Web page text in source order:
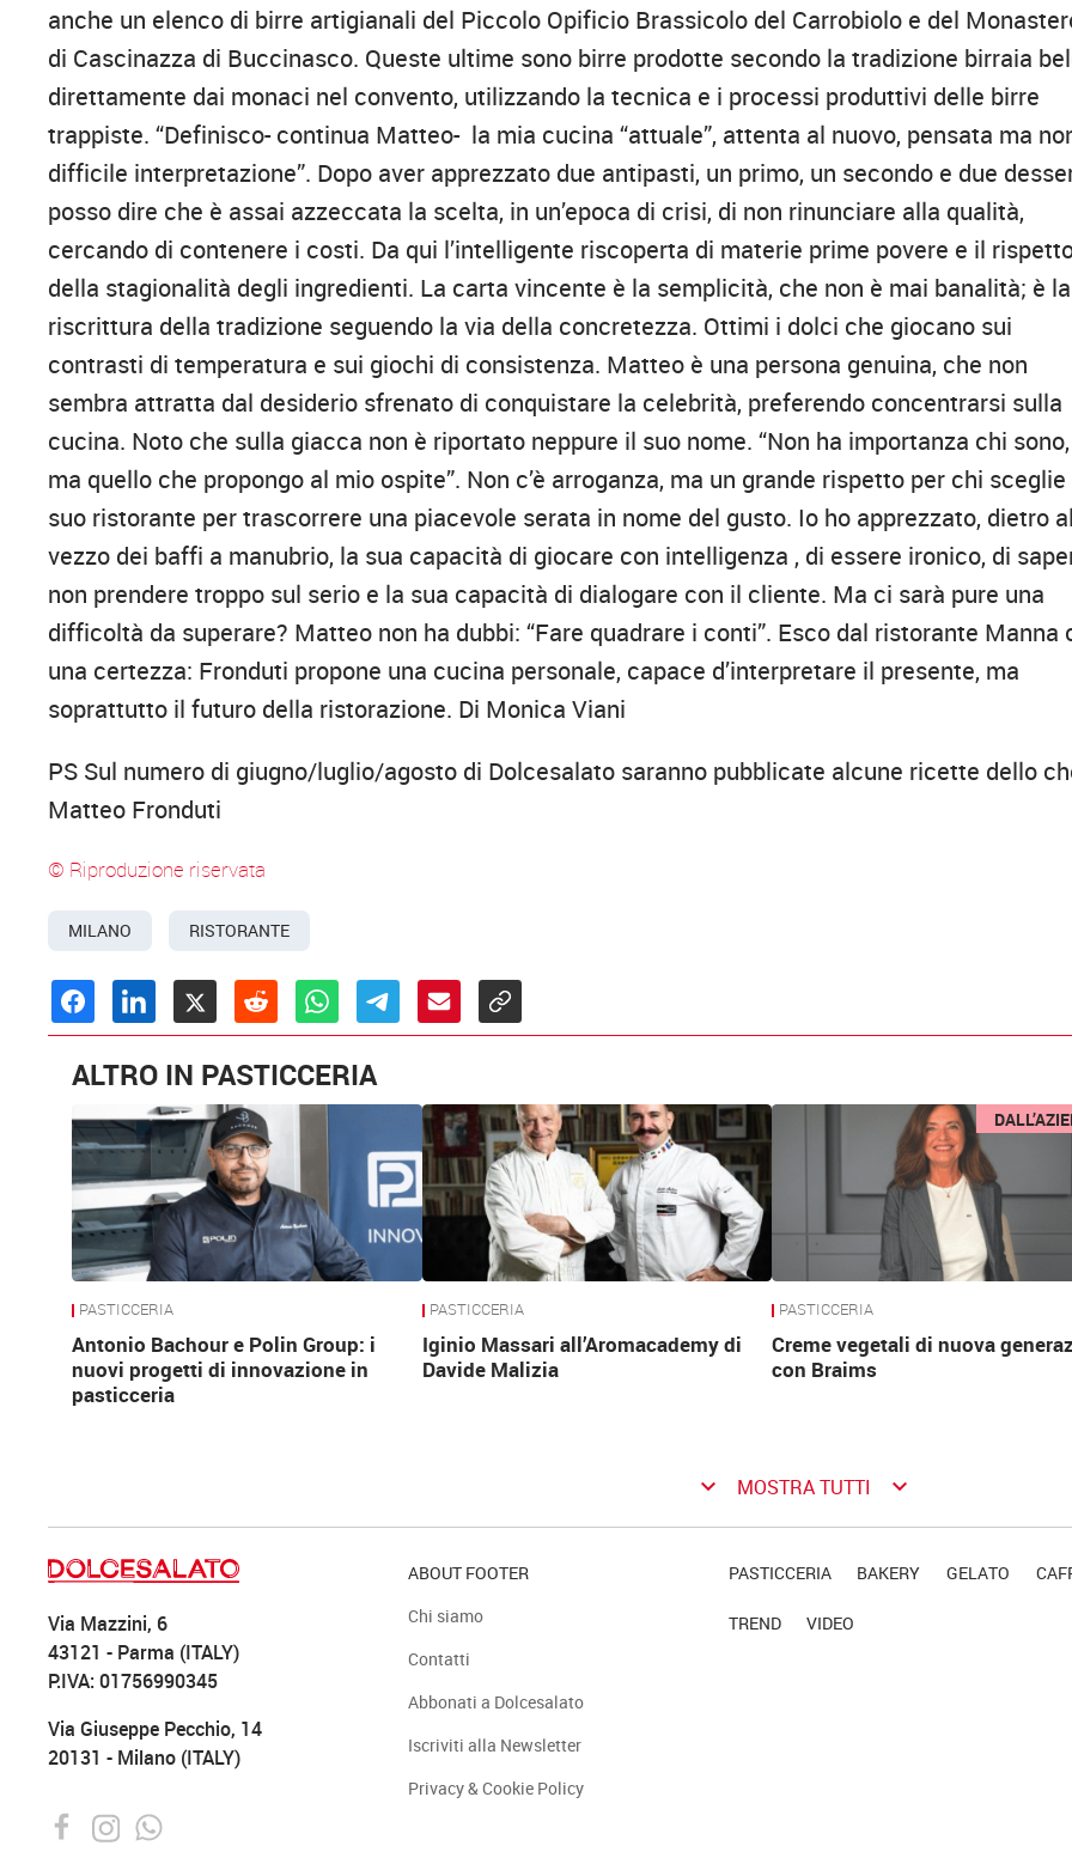
anche un elenco di birre artigianali del Piccolo Opificio Brassicolo del Carrobiolo e del
di Cascinazza di Buccinasco. Queste ultime sono birre prodotte secondo la tradizione birraia
direttamente dai monaci nel convento, utilizzando la tecnica e i processi produttivi delle birre
trappiste. “Definisco- continua Matteo- la mia cucina “attuale”, attenta al nuovo, pensata ma
difficile interpretazione”. Dopo aver apprezzato due antipasti, un primo, un secondo e due
posso dire che è assai azzeccata la scelta, in un’epoca di crisi, di non rinunciare alla qualità,
cercando di contenere i costi. Da qui l’intelligente riscoperta di materie prime povere e il
della stagionalità degli ingredienti. La carta vincente è la semplicità, che non è mai banalità; è la
riscrittura della tradizione seguendo la via della concretezza. Ottimi i dolci che giocano sui
contrasti di temperatura e sui giochi di consistenza. Matteo è una persona genuina, che non
sembra attratta dal desiderio sfrenato di conquistare la celebrità, preferendo concentrarsi sulla
cucina. Noto che sulla giacca non è riportato neppure il suo nome. “Non ha importanza chi sono,
ma quello che propongo al mio ospite”. Non c’è arroganza, ma un grande rispetto per chi sceglie
suo ristorante per trascorrere una piacevole serata in nome del gusto. Io ho apprezzato, dietro al
vezzo dei baffi a manubrio, la sua capacità di giocare con intelligenza , di essere ironico, di
non prendere troppo sul serio e la sua capacità di dialogare con il cliente. Ma ci sarà pure una
difficoltà da superare? Matteo non ha dubbi: “Fare quadrare i conti”. Esco dal ristorante Manna
una certezza: Fronduti propone una cucina personale, capace d’interpretare il presente, ma
soprattutto il futuro della ristorazione. Di Monica Viani
PS Sul numero di giugno/luglio/agosto di Dolcesalato saranno pubblicate alcune ricette dello
Matteo Fronduti
© Riproduzione riservata
MILANO RISTORANTE
ALTRO IN PASTICCERIA
PASTICCERIA
Antonio Bachour e Polin Group: i
nuovi progetti di innovazione in
pasticceria
PASTICCERIA
Iginio Massari all’Aromacademy di
Davide Malizia
PASTICCERIA
Creme vegetali di nuova
con Braims
keyboard_arrow_down MOSTRA TUTTI keyboard_arrow_down
Via Mazzini, 6
43121 - Parma (ITALY)
P.IVA: 01756990345
Via Giuseppe Pecchio, 14
20131 - Milano (ITALY)
ABOUT FOOTER
Chi siamo
Contatti
Abbonati a Dolcesalato
Iscriviti alla Newsletter
Privacy & Cookie Policy
PASTICCERIA BAKERY GELATO
TREND VIDEO